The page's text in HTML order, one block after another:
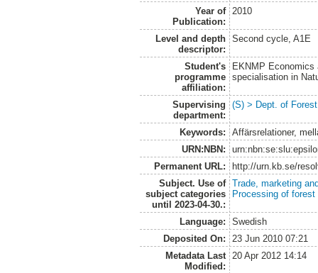
Year of
Publication:
2010
Level and depth
descriptor:
Second cycle, A1E
Student's
programme
affiliation:
EKNMP Economics
specialisation in
Supervising
department:
(S) > Dept. of
Keywords:
Affärsrelationer,
URN:NBN:
Permanent URL:
http://urn.kb.se/
Subject. Use of
subject categories
until 2023-04-30.:
Trade, marketing
Processing of forest
Language:
Swedish
Deposited On:
23 Jun 2010 07:21
Metadata Last
Modified:
20 Apr 2012 14:14